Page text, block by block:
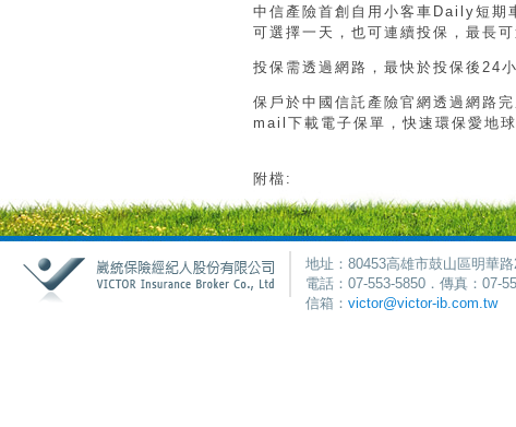
中信產險首創自用小客車Daily短期
可選擇一天，也可連續投保，最長可
投保需透過網路，最快於投保後24
保戶於中國信託產險官網透過網路
mail下載電子保單，快速環保愛地球
附檔:
地址：80453高雄市鼓山區明華
電話：07-553-5850．傳真：07-
信箱： victor@victor-ib.com.tw